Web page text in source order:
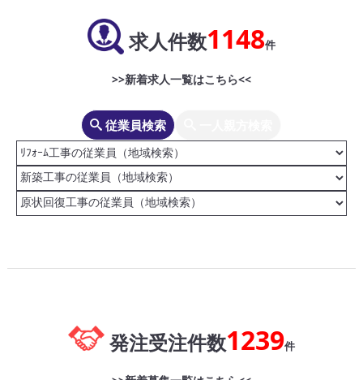
求人件数1148件
>>新着求人一覧はこちら<<
従業員検索
発注受注件数1239件